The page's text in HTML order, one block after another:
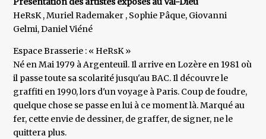
HeRsK , Muriel Rademaker , Sophie Pâque, Giovanni
Gelmi, Daniel Viéné
Espace Brasserie : « HeRsK »
Né en Mai 1979 à Argenteuil. Il arrive en Lozère en 1981 où
il passe toute sa scolarité jusqu'au BAC. Il découvre le
graffiti en 1990, lors d'un voyage à Paris. Coup de foudre,
quelque chose se passe en lui à ce moment là. Marqué au
fer, cette envie de dessiner, de graffer, de signer, ne le
quittera plus.